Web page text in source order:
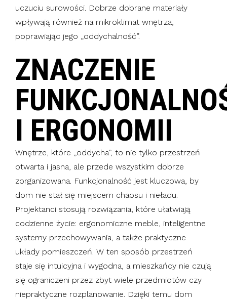
uczuciu surowości. Dobrze dobrane materiały
wpływają również na mikroklimat wnętrza,
poprawiając jego „oddychalność”.
ZNACZENIE
I ERGONOMII
Wnętrze, które „oddycha”, to nie tylko przestrzeń
otwarta i jasna, ale przede wszystkim dobrze
zorganizowana. Funkcjonalność jest kluczowa, by
dom nie stał się miejscem chaosu i nieładu.
Projektanci stosują rozwiązania, które ułatwiają
codzienne życie: ergonomiczne meble, inteligentne
systemy przechowywania, a także praktyczne
układy pomieszczeń. W ten sposób przestrzeń
staje się intuicyjna i wygodna, a mieszkańcy nie czują
się ograniczeni przez zbyt wiele przedmiotów czy
niepraktyczne rozplanowanie. Dzięki temu dom